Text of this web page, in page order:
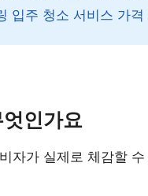
입주 청소 서비스 가
인가요
자가 실제로 체감할